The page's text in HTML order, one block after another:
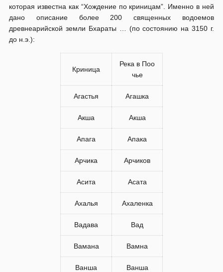
которая известна как “Хождение по криницам”. Именно в ней
дано описание более 200 священных водоемов
древнеарийской земли Бхараты … (по состоянию на 3150 г.
до н.э.):
Криница
Река в Поо
чье
Агастья Агашка
Акша Акша
Апага Апака
Арчика Арчиков
Асита Асата
Ахалья Ахаленка
Вадава Вад
Вамана Вамна
Ванша Ванша